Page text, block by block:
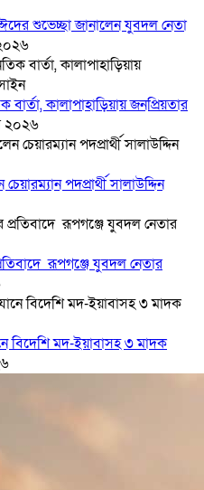
শুভেচ্ছা জানালেন যুবদল নেতা
কালাপাহাড়িয়ায় জনপ্রিয়তার
২০২৬
পদপ্রার্থী সালাউদ্দিন
‎রূপগঞ্জে যুবদল নেতার
বিদেশি মদ-ইয়াবাসহ ৩ মাদক